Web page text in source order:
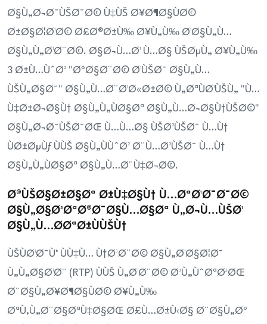
Ø§Ù„Ø¬Ø¯ÙŠØ¯Ø© Ù‡ÙŠ Ø¥Ø¶Ø§ÙØ©
Ø±Ø§Ø¦Ø¹Ø© Ø£Ø®Ø±Ù‰ Ø¥Ù„Ù‰ Ø¹Ø§Ù„Ù…
Ø§Ù„Ù„Ø¹Ø¨Ø©. Ø§Ø¬Ù…Ø¹ Ù…Ø§ ÙŠØµÙ„ Ø¥Ù„Ù‰
3 Ø±Ù…ÙˆØ² "ØºØ§Ø¨Ø© Ø¹ÙŠØ¯ Ø§Ù„Ù…
ÙŠÙ„Ø§Ø¯" Ø§Ù„Ù…Ø¨Ø¹Ø«Ø±Ø© Ù„ØªÙØ¹ÙŠÙ„ "Ù…
Ù‡Ø±Ø¬Ø§Ù† Ø§Ù„Ù„ÙØ§Øª Ø§Ù„Ù…Ø¬Ø§Ù†ÙŠØ©"
Ø§Ù„Ø¬Ø¯ÙŠØ¯ØŒ Ù…Ù…Ø§ ÙŠØ²ÙŠØ¯ Ù…Ù†
ÙØ±ØµÙƒ ÙÙŠ Ø§Ù„ÙÙˆØ² Ø¨Ù…Ø²ÙŠØ¯ Ù…Ù†
Ø§Ù„Ù„ÙØ§Øª Ø§Ù„Ù…Ø¨Ù‡Ø¬Ø©.
Ø®ÙŠØ§Ø±Ø§Øª Ø±Ù‡Ø§Ù† Ù…ØªØ¹Ø¯Ø¯Ø©
Ø§Ù„Ø§Ø³ØªØ®Ø¯Ø§Ù…Ø§Øª Ù„Ø¬Ù…ÙŠØ¹
Ø§Ù„Ù…Ø­ØªØ±ÙÙŠÙ†
ÙŠÙØ¹Ø¯Ù‘ ÙÙ‡Ù… Ù†Ø³Ø¨Ø© Ø§Ù„Ø¹Ø§Ø¦Ø¯
Ù„Ù„Ø§Ø¹Ø¨ (RTP) ÙÙŠ Ù„Ø¹Ø¨Ø© Ø³Ù„ÙˆØªØ³ØŒ
Ø¨Ø§Ù„Ø¥Ø¶Ø§ÙØ© Ø¥Ù„Ù‰
ØªÙ‚Ù„Ø¨Ø§ØªÙ‡Ø§ØŒ Ø£Ù…Ø±Ù‹Ø§ Ø¨Ø§Ù„Øº